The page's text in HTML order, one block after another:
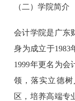
（二）学院简介
会计学院是广东
身为成立于1983
1999年更名为会
领，落实立德
区，培养高端专